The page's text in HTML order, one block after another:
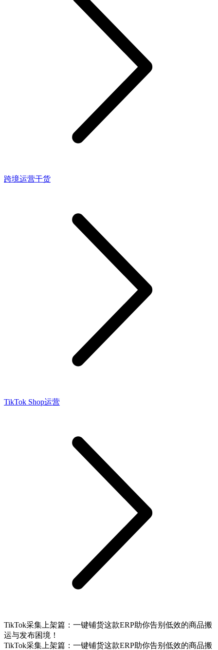
跨境运营干货
TikTok Shop运营
TikTok采集上架篇：一键铺货这款ERP助你告别低效的商品搬
运与发布困境！
TikTok采集上架篇：一键铺货这款ERP助你告别低效的商品搬